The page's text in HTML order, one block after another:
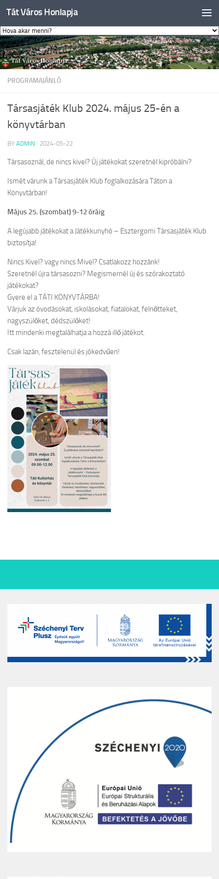
Skip to content
Tát Város Honlapja
PROGRAMAJÁNLÓ
Társasjáték Klub 2024. május 25-én a
könyvtárban
BY ADMIN · 2024-05-22
Társasoznál, de nincs kivel? Új játékokat szeretnél kipróbálni?
Ismét várunk a Társasjáték Klub foglalkozására Táton a
Könyvtárban!
Május 25. (szombat) 9-12 óráig
A legújabb játékokat a Játékkunyhó – Esztergomi Társasjáték Klub
biztosítja!
Nincs Kivel? vagy nincs Mivel? Csatlakozz hozzánk!
Szeretnél újra társasozni? Megismernél új és szórakoztató
játékokat?
Gyere el a TÁTI KÖNYVTÁRBA!
Várjuk az óvodásokat, iskolásokat, fiatalokat, felnőtteket,
nagyszülőket, dédszülőket!
Itt mindenki megtalálhatja a hozzá illő játékot.
Csak lazán, fesztelenül és jókedvűen!